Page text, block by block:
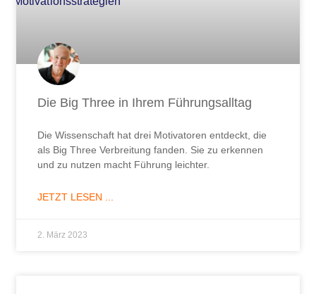
Die Big Three in Ihrem Führungsalltag
Die Wissenschaft hat drei Motivatoren entdeckt, die
als Big Three Verbreitung fanden. Sie zu erkennen
und zu nutzen macht Führung leichter.
JETZT LESEN ...
2. März 2023